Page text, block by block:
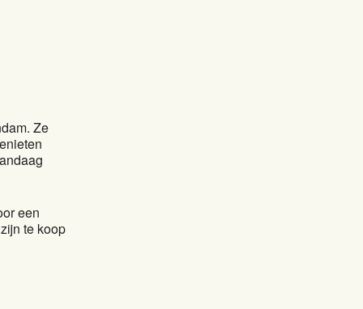
Ze
een
te koop